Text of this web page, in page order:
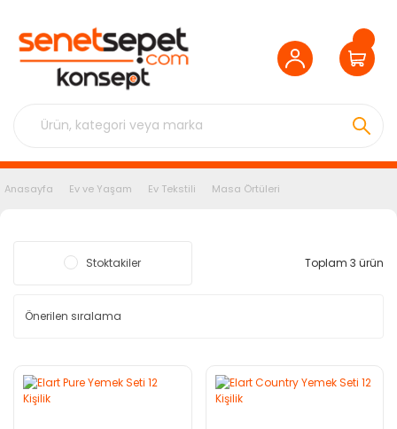
Anasayfa Ev ve Yaşam Ev Tekstili Masa Örtüleri
Stoktakiler Toplam 3 ürün